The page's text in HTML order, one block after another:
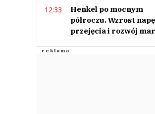
12:33
Henkel po mocnym
półroczu. Wzrost
przejęcia i rozwój